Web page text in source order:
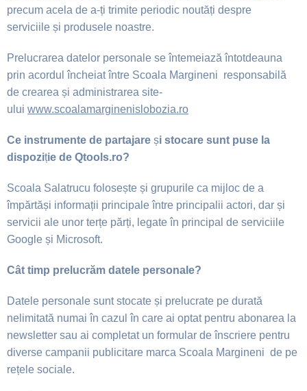
precum acela de a‑ți trimite periodic noutăți despre
serviciile și produsele noastre.
Prelucrarea datelor personale se întemeiază întotdeauna
prin acordul încheiat între Scoala Margineni responsabilă
de crearea și administrarea site-
ului www.scoalamarginenislobozia.ro
Ce instrumente de partajare și stocare sunt puse la
dispoziție de Qtools.ro?
Scoala Salatrucu folosește și grupurile ca mijloc de a
împărtăși informații principale între principalii actori, dar și
servicii ale unor terțe părți, legate în principal de serviciile
Google și Microsoft.
Cât timp prelucrăm datele personale?
Datele personale sunt stocate și prelucrate pe durată
nelimitată numai în cazul în care ai optat pentru abonarea la
newsletter sau ai completat un formular de înscriere pentru
diverse campanii publicitare marca Scoala Margineni de pe
rețele sociale.